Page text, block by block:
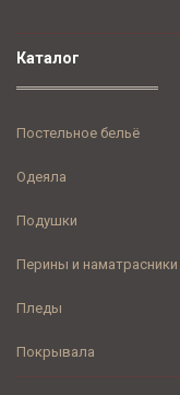
Каталог
Постельное бельё
Одеяла
Подушки
Перины и наматрасники
Пледы
Покрывала